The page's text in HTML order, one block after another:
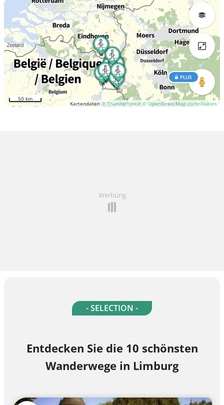
Kartendaten© Thunderforest © OpenStreetMap contributors
PLUS
50 km
Werbung
- SELECTION -
Entdecken Sie die 10 schönsten
Wanderwege in Limburg